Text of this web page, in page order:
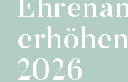
2026